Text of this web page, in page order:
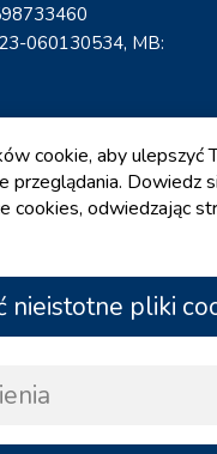
060130534, MB:
© 2026 by Angelina
cookie, aby ulepszyć
przeglądania. Dowiedz
cookies, odwiedzając
nieistotne pliki